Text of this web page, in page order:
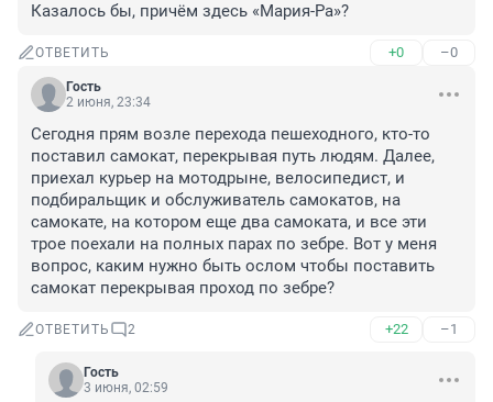
Казалось бы, причём здесь «Мария-Ра»?
ОТВЕТИТЬ +0 –0
Гость
2 июня, 23:34
Сегодня прям возле перехода пешеходного, кто-то
поставил самокат, перекрывая путь людям. Далее,
приехал курьер на мотодрыне, велосипедист, и
подбиральщик и обслуживатель самокатов, на
самокате, на котором еще два самоката, и все эти
трое поехали на полных парах по зебре. Вот у меня
вопрос, каким нужно быть ослом чтобы поставить
самокат перекрывая проход по зебре?
ОТВЕТИТЬ 2 +22 –1
Гость
3 июня, 02:59